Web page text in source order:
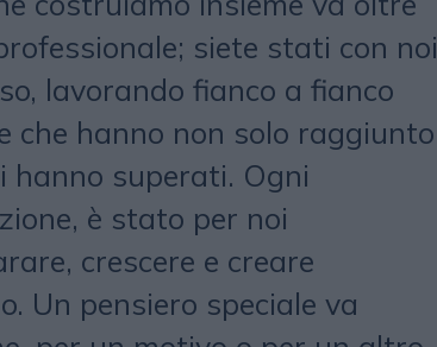
siete stati con noi
lavorando fianco a fianco
che hanno non solo raggiunto
hanno superati. Ogni
è stato per noi
crescere e creare
Un pensiero speciale va